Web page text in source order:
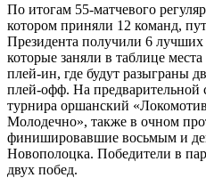
По итогам 55-матчевого
котором приняли 12 команд,
Президента получили 6 лучших
которые заняли в таблице
плей-ин, где будут разыграны
плей-офф. На предварительной
турнира оршанский
Молодечно», также в очном
финишировавшие восьмым и
Новополоцка. Победители в
двух побед.